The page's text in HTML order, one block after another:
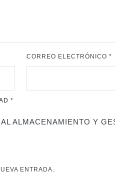
CORREO ELECTRÓNICO *
*
ALMACENAMIENTO Y
ENTRADA.